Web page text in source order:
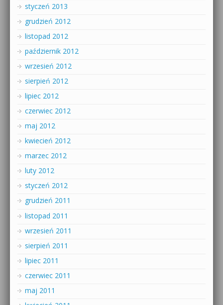
styczeń 2013
grudzień 2012
listopad 2012
październik 2012
wrzesień 2012
sierpień 2012
lipiec 2012
czerwiec 2012
maj 2012
kwiecień 2012
marzec 2012
luty 2012
styczeń 2012
grudzień 2011
listopad 2011
wrzesień 2011
sierpień 2011
lipiec 2011
czerwiec 2011
maj 2011